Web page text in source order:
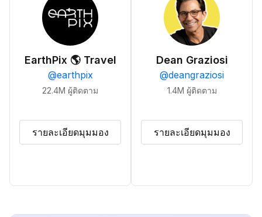
EarthPix 🌎 Travel
@earthpix
22.4M ผู้ติดตาม
รายละเอียดมุมมอง
Dean Graziosi
@deangraziosi
1.4M ผู้ติดตาม
รายละเอียดมุมมอง